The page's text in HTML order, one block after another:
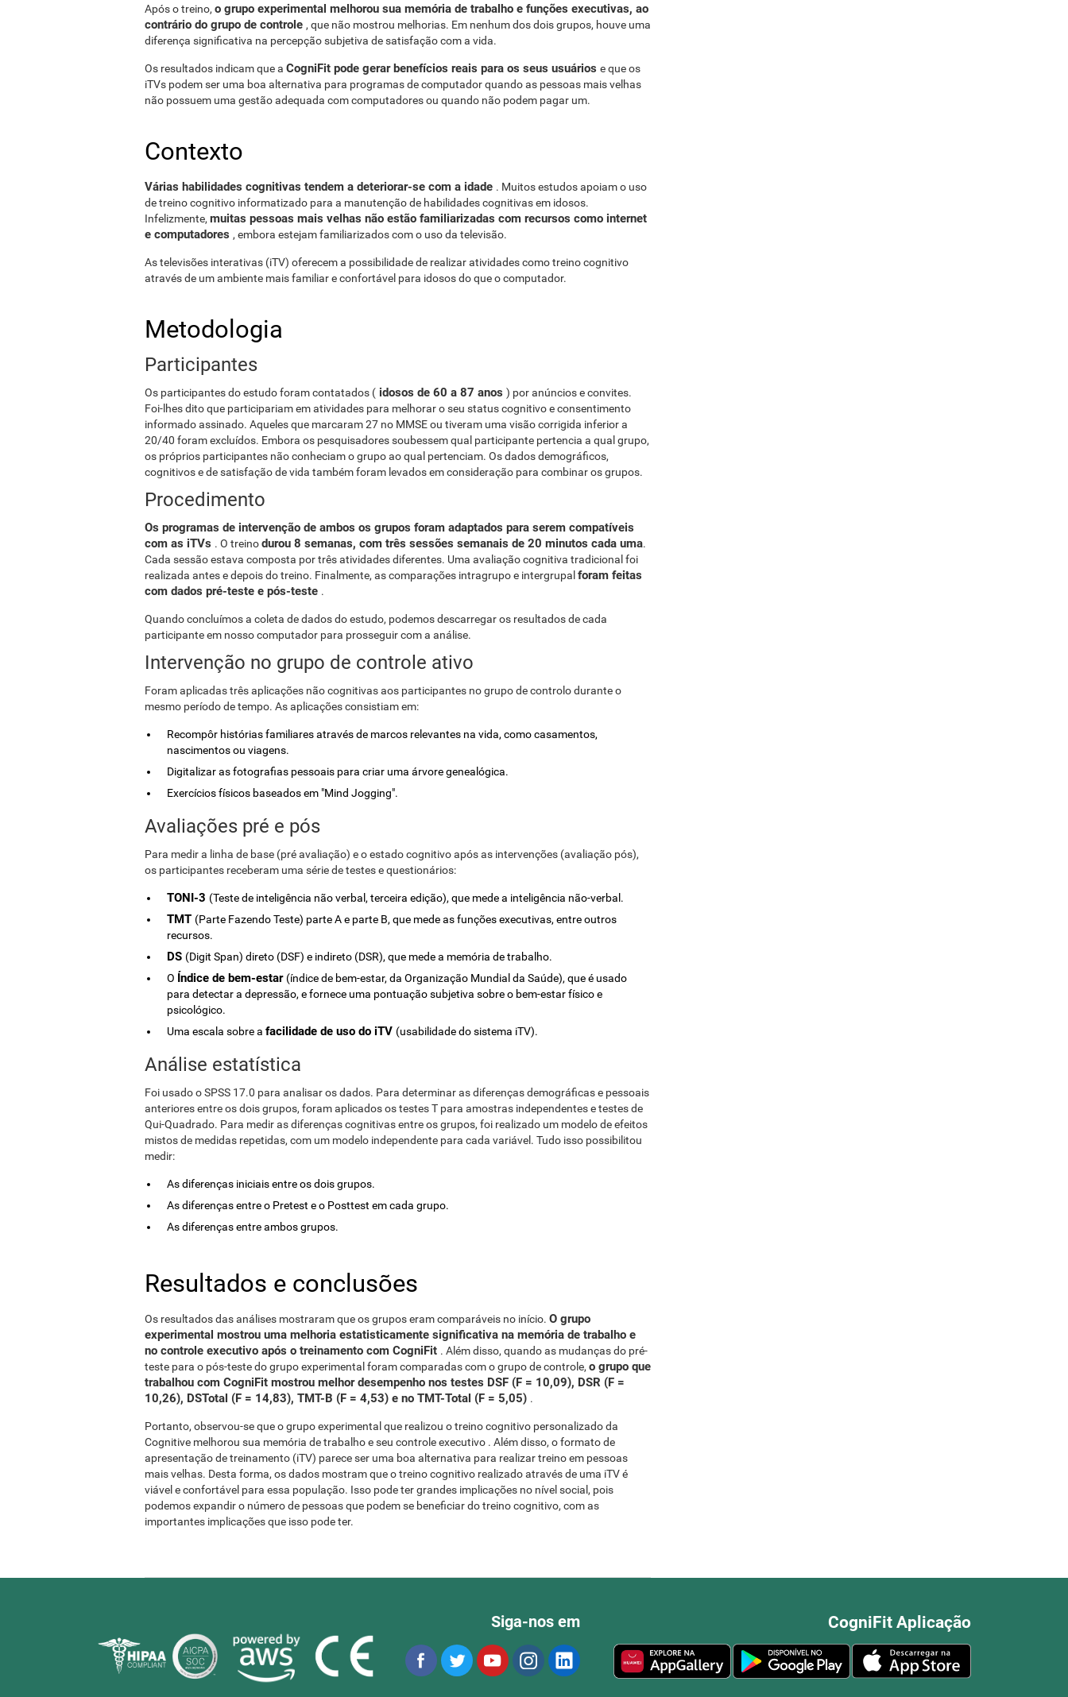
Após o treino, o grupo experimental melhorou sua memória de trabalho e funções executivas, ao
contrário do grupo de controle , que não mostrou melhorias. Em nenhum dos dois grupos, houve uma
diferença significativa na percepção subjetiva de satisfação com a vida.
Os resultados indicam que a CogniFit pode gerar benefícios reais para os seus usuários e que os
iTVs podem ser uma boa alternativa para programas de computador quando as pessoas mais velhas
não possuem uma gestão adequada com computadores ou quando não podem pagar um.
Contexto
Várias habilidades cognitivas tendem a deteriorar-se com a idade . Muitos estudos apoiam o uso
de treino cognitivo informatizado para a manutenção de habilidades cognitivas em idosos.
Infelizmente, muitas pessoas mais velhas não estão familiarizadas com recursos como internet
e computadores , embora estejam familiarizados com o uso da televisão.
As televisões interativas (iTV) oferecem a possibilidade de realizar atividades como treino cognitivo
através de um ambiente mais familiar e confortável para idosos do que o computador.
Metodologia
Participantes
Os participantes do estudo foram contatados ( idosos de 60 a 87 anos ) por anúncios e convites.
Foi-lhes dito que participariam em atividades para melhorar o seu status cognitivo e consentimento
informado assinado. Aqueles que marcaram 27 no MMSE ou tiveram uma visão corrigida inferior a
20/40 foram excluídos. Embora os pesquisadores soubessem qual participante pertencia a qual grupo,
os próprios participantes não conheciam o grupo ao qual pertenciam. Os dados demográficos,
cognitivos e de satisfação de vida também foram levados em consideração para combinar os grupos.
Procedimento
Os programas de intervenção de ambos os grupos foram adaptados para serem compatíveis
com as iTVs . O treinodurou 8 semanas, com três sessões semanais de 20 minutos cada uma.
Cada sessão estava composta por três atividades diferentes. Uma avaliação cognitiva tradicional foi
realizada antes e depois do treino. Finalmente, as comparações intragrupo e intergrupal foram feitas
com dados pré-teste e pós-teste .
Quando concluímos a coleta de dados do estudo, podemos descarregar os resultados de cada
participante em nosso computador para prosseguir com a análise.
Intervenção no grupo de controle ativo
Foram aplicadas três aplicações não cognitivas aos participantes no grupo de controlo durante o
mesmo período de tempo. As aplicações consistiam em:
Recompôr histórias familiares através de marcos relevantes na vida, como casamentos,
nascimentos ou viagens.
Digitalizar as fotografias pessoais para criar uma árvore genealógica.
Exercícios físicos baseados em "Mind Jogging".
Avaliações pré e pós
Para medir a linha de base (pré avaliação) e o estado cognitivo após as intervenções (avaliação pós),
os participantes receberam uma série de testes e questionários:
TONI-3 (Teste de inteligência não verbal, terceira edição), que mede a inteligência não-verbal.
TMT (Parte Fazendo Teste) parte A e parte B, que mede as funções executivas, entre outros
recursos.
DS (Digit Span) direto (DSF) e indireto (DSR), que mede a memória de trabalho.
O Índice de bem-estar (índice de bem-estar, da Organização Mundial da Saúde), que é usado
para detectar a depressão, e fornece uma pontuação subjetiva sobre o bem-estar físico e
psicológico.
Uma escala sobre a facilidade de uso do iTV (usabilidade do sistema iTV).
Análise estatística
Foi usado o SPSS 17.0 para analisar os dados. Para determinar as diferenças demográficas e pessoais
anteriores entre os dois grupos, foram aplicados os testes T para amostras independentes e testes de
Qui-Quadrado. Para medir as diferenças cognitivas entre os grupos, foi realizado um modelo de efeitos
mistos de medidas repetidas, com um modelo independente para cada variável. Tudo isso possibilitou
medir:
As diferenças iniciais entre os dois grupos.
As diferenças entre o Pretest e o Posttest em cada grupo.
As diferenças entre ambos grupos.
Resultados e conclusões
Os resultados das análises mostraram que os grupos eram comparáveis ​​no início. O grupo
experimental mostrou uma melhoria estatisticamente significativa na memória de trabalho e
no controle executivo após o treinamento com CogniFit . Além disso, quando as mudanças do pré-
teste para o pós-teste do grupo experimental foram comparadas com o grupo de controle, o grupo que
trabalhou com CogniFit mostrou melhor desempenho nos testes DSF (F = 10,09), DSR (F =
10,26), DSTotal (F = 14,83), TMT-B (F = 4,53) e no TMT-Total (F = 5,05) .
Portanto, observou-se que o grupo experimental que realizou o treino cognitivo personalizado da
Cognitive melhorou sua memória de trabalho e seu controle executivo . Além disso, o formato de
apresentação de treinamento (iTV) parece ser uma boa alternativa para realizar treino em pessoas
mais velhas. Desta forma, os dados mostram que o treino cognitivo realizado através de uma iTV é
viável e confortável para essa população. Isso pode ter grandes implicações no nível social, pois
podemos expandir o número de pessoas que podem se beneficiar do treino cognitivo, com as
importantes implicações que isso pode ter.
CogniFit Aplicação
Siga-nos em